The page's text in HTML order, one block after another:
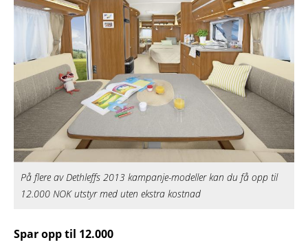
På flere av Dethleffs 2013 kampanje-modeller kan du få opp til
12.000 NOK utstyr med uten ekstra kostnad
Spar opp til 12.000